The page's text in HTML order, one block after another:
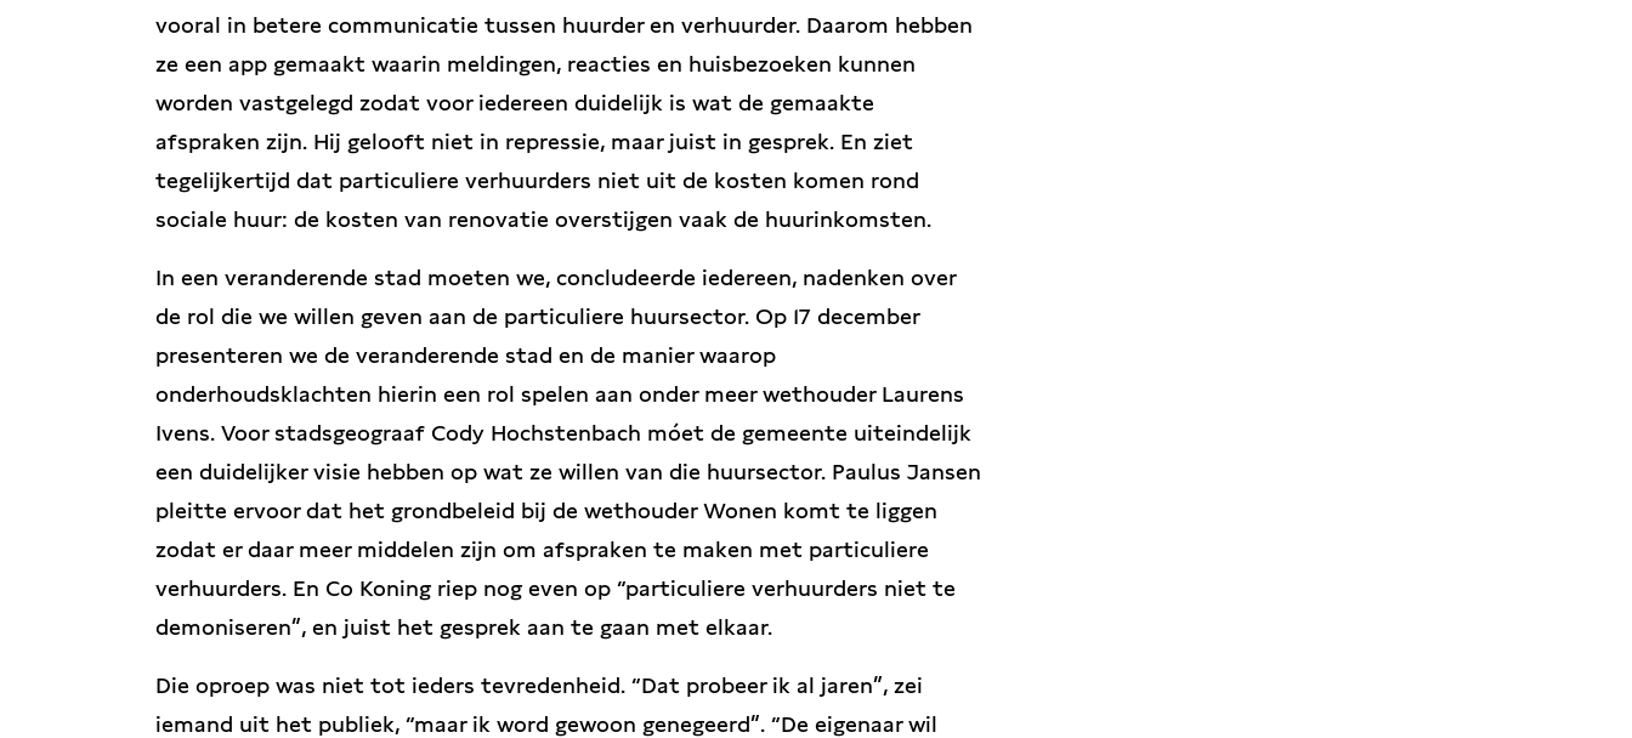
vooral in betere communicatie tussen huurder en verhuurder. Daarom hebben
ze een app gemaakt waarin meldingen, reacties en huisbezoeken kunnen
worden vastgelegd zodat voor iedereen duidelijk is wat de gemaakte
afspraken zijn. Hij gelooft niet in repressie, maar juist in gesprek. En ziet
tegelijkertijd dat particuliere verhuurders niet uit de kosten komen rond
sociale huur: de kosten van renovatie overstijgen vaak de huurinkomsten.
In een veranderende stad moeten we, concludeerde iedereen, nadenken over
de rol die we willen geven aan de particuliere huursector. Op 17 december
presenteren we de veranderende stad en de manier waarop
onderhoudsklachten hierin een rol spelen aan onder meer wethouder Laurens
Ivens. Voor stadsgeograaf Cody Hochstenbach móet de gemeente uiteindelijk
een duidelijker visie hebben op wat ze willen van die huursector. Paulus Jansen
pleitte ervoor dat het grondbeleid bij de wethouder Wonen komt te liggen
zodat er daar meer middelen zijn om afspraken te maken met particuliere
verhuurders. En Co Koning riep nog even op “particuliere verhuurders niet te
demoniseren”, en juist het gesprek aan te gaan met elkaar.
Die oproep was niet tot ieders tevredenheid. “Dat probeer ik al jaren”, zei
iemand uit het publiek, “maar ik word gewoon genegeerd”. “De eigenaar wil